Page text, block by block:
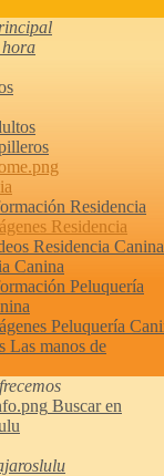
Residencia
Residencia
Residencia Canina
Canina
Peluquería
Peluquería
Las manos de
Buscar en